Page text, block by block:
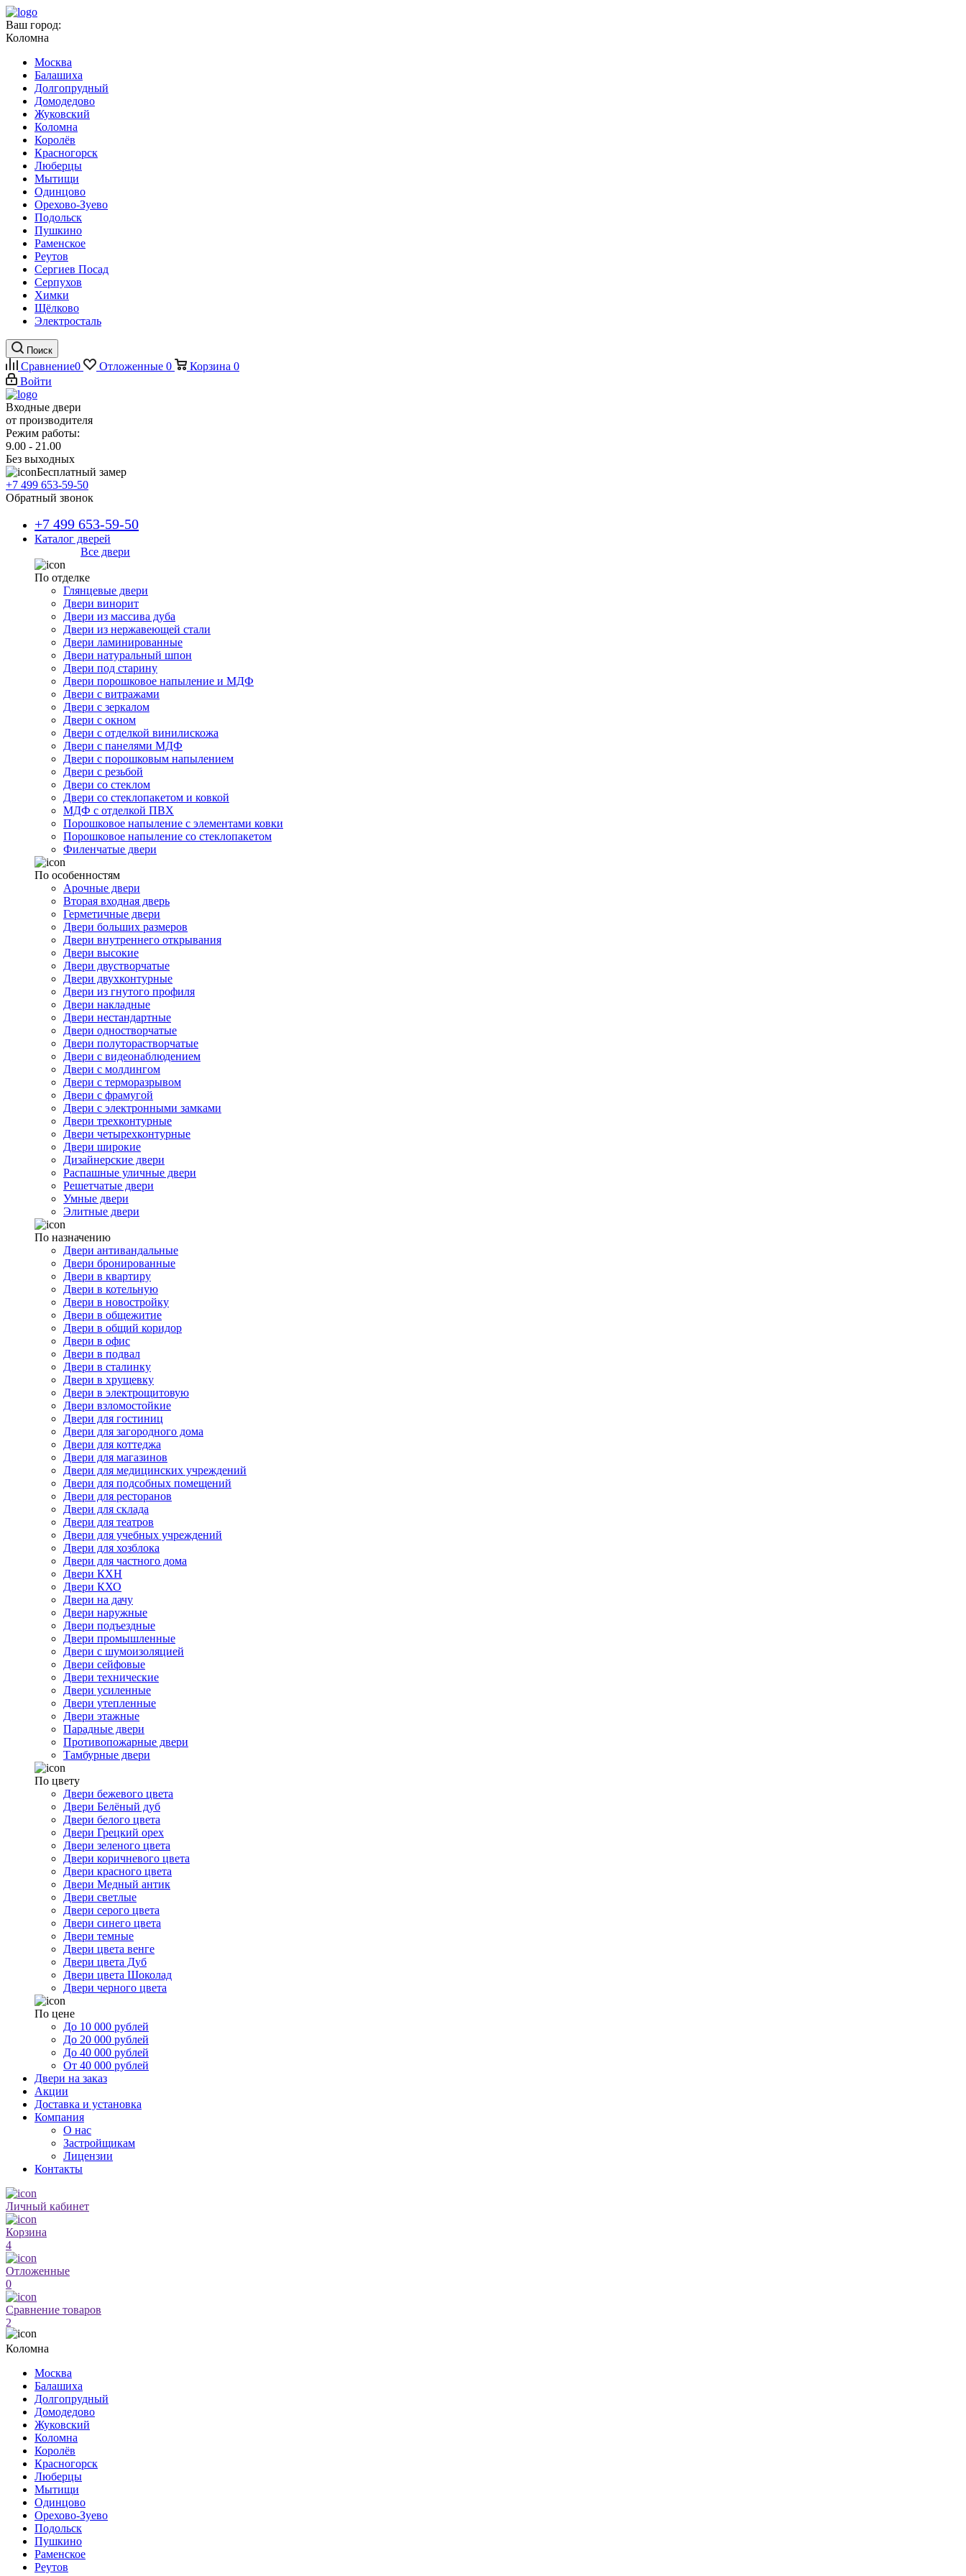
Ваш город:
Коломна
Москва
Балашиха
Долгопрудный
Домодедово
Жуковский
Коломна
Королёв
Красногорск
Люберцы
Мытищи
Одинцово
Орехово-Зуево
Подольск
Пушкино
Раменское
Реутов
Сергиев Посад
Серпухов
Химки
Щёлково
Электросталь
Поиск
Сравнение0 Отложенные 0 Корзина 0
Войти
Входные двери
от производителя
Режим работы:
9.00 - 21.00
Без выходных
Бесплатный замер
+7 499 653-59-50
Обратный звонок
+7 499 653-59-50
Каталог дверей
Все двери
По отделке
Глянцевые двери
Двери винорит
Двери из массива дуба
Двери из нержавеющей стали
Двери ламинированные
Двери натуральный шпон
Двери под старину
Двери порошковое напыление и МДФ
Двери с витражами
Двери с зеркалом
Двери с окном
Двери с отделкой винилискожа
Двери с панелями МДФ
Двери с порошковым напылением
Двери с резьбой
Двери со стеклом
Двери со стеклопакетом и ковкой
МДФ с отделкой ПВХ
Порошковое напыление с элементами ковки
Порошковое напыление со стеклопакетом
Филенчатые двери
По особенностям
Арочные двери
Вторая входная дверь
Герметичные двери
Двери больших размеров
Двери внутреннего открывания
Двери высокие
Двери двустворчатые
Двери двухконтурные
Двери из гнутого профиля
Двери накладные
Двери нестандартные
Двери одностворчатые
Двери полуторастворчатые
Двери с видеонаблюдением
Двери с молдингом
Двери с терморазрывом
Двери с фрамугой
Двери с электронными замками
Двери трехконтурные
Двери четырехконтурные
Двери широкие
Дизайнерские двери
Распашные уличные двери
Решетчатые двери
Умные двери
Элитные двери
По назначению
Двери антивандальные
Двери бронированные
Двери в квартиру
Двери в котельную
Двери в новостройку
Двери в общежитие
Двери в общий коридор
Двери в офис
Двери в подвал
Двери в сталинку
Двери в хрущевку
Двери в электрощитовую
Двери взломостойкие
Двери для гостиниц
Двери для загородного дома
Двери для коттеджа
Двери для магазинов
Двери для медицинских учреждений
Двери для подсобных помещений
Двери для ресторанов
Двери для склада
Двери для театров
Двери для учебных учреждений
Двери для хозблока
Двери для частного дома
Двери КХН
Двери КХО
Двери на дачу
Двери наружные
Двери подъездные
Двери промышленные
Двери с шумоизоляцией
Двери сейфовые
Двери технические
Двери усиленные
Двери утепленные
Двери этажные
Парадные двери
Противопожарные двери
Тамбурные двери
По цвету
Двери бежевого цвета
Двери Белёный дуб
Двери белого цвета
Двери Грецкий орех
Двери зеленого цвета
Двери коричневого цвета
Двери красного цвета
Двери Медный антик
Двери светлые
Двери серого цвета
Двери синего цвета
Двери темные
Двери цвета венге
Двери цвета Дуб
Двери цвета Шоколад
Двери черного цвета
По цене
До 10 000 рублей
До 20 000 рублей
До 40 000 рублей
От 40 000 рублей
Двери на заказ
Акции
Доставка и установка
Компания
О нас
Застройщикам
Лицензии
Контакты
Личный кабинет
Корзина
4
Отложенные
0
Сравнение товаров
2
Коломна
Москва
Балашиха
Долгопрудный
Домодедово
Жуковский
Коломна
Королёв
Красногорск
Люберцы
Мытищи
Одинцово
Орехово-Зуево
Подольск
Пушкино
Раменское
Реутов